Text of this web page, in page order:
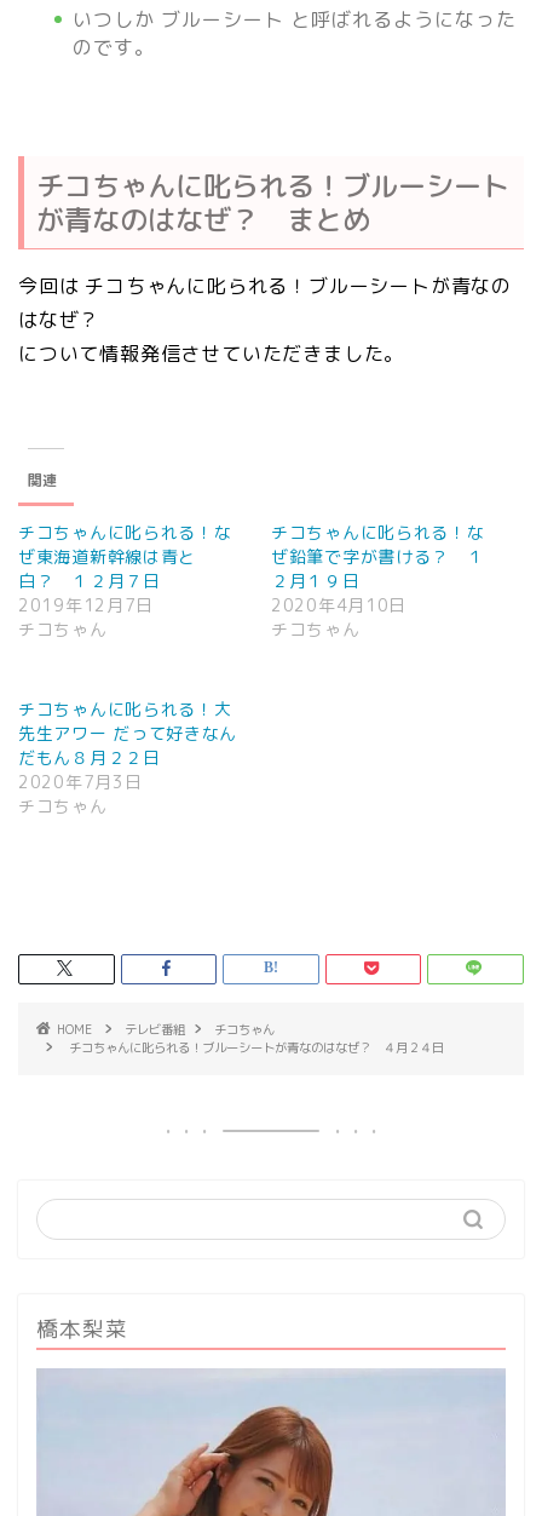
いつしか ブルーシート と呼ばれるようになった
のです。
チコちゃんに叱られる！ブルーシート
が青なのはなぜ？ まとめ
今回は チコちゃんに叱られる！ブルーシートが青なの
はなぜ？
について情報発信させていただきました。
関連
チコちゃんに叱られる！な
ぜ東海道新幹線は青と
白？ １２月７日
2019年12月7日
チコちゃん
チコちゃんに叱られる！な
ぜ鉛筆で字が書ける？ １
２月１９日
2020年4月10日
チコちゃん
チコちゃんに叱られる！大
先生アワー だって好きなん
だもん８月２２日
2020年7月3日
チコちゃん
HOME テレビ番組
チコちゃん
チコちゃんに叱られる！ブルーシートが青なのはなぜ？ ４月２４日
橋本梨菜